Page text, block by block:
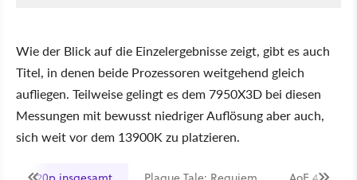
Wie der Blick auf die Einzelergebnisse zeigt, gibt es auch
Titel, in denen beide Prozessoren weitgehend gleich
aufliegen. Teilweise gelingt es dem 7950X3D bei diesen
Messungen mit bewusst niedriger Auflösung aber auch,
sich weit vor dem 13900K zu platzieren.